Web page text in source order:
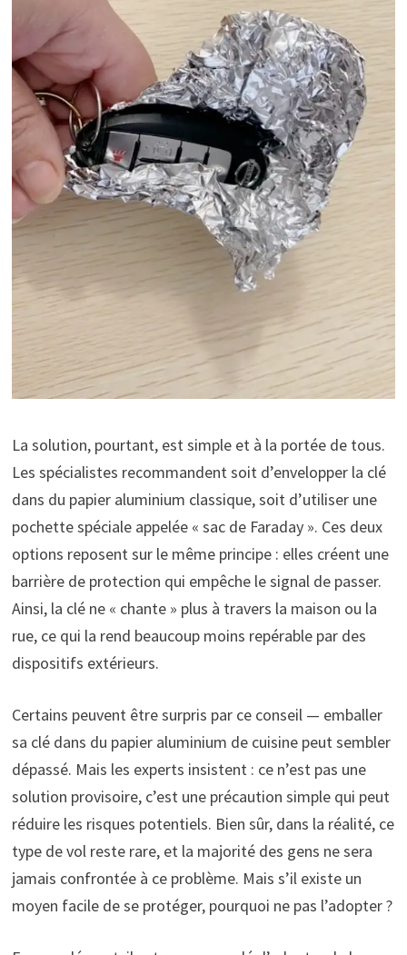
La solution, pourtant, est simple et à la portée de tous.
Les spécialistes recommandent soit d’envelopper la clé
dans du papier aluminium classique, soit d’utiliser une
pochette spéciale appelée « sac de Faraday ». Ces deux
options reposent sur le même principe : elles créent une
barrière de protection qui empêche le signal de passer.
Ainsi, la clé ne « chante » plus à travers la maison ou la
rue, ce qui la rend beaucoup moins repérable par des
dispositifs extérieurs.
Certains peuvent être surpris par ce conseil — emballer
sa clé dans du papier aluminium de cuisine peut sembler
dépassé. Mais les experts insistent : ce n’est pas une
solution provisoire, c’est une précaution simple qui peut
réduire les risques potentiels. Bien sûr, dans la réalité, ce
type de vol reste rare, et la majorité des gens ne sera
jamais confrontée à ce problème. Mais s’il existe un
moyen facile de se protéger, pourquoi ne pas l’adopter ?